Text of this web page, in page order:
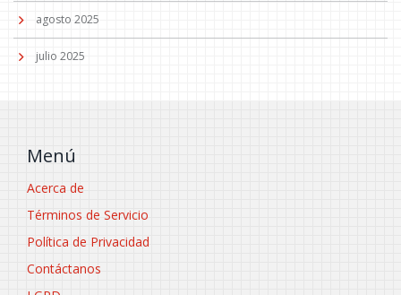
agosto 2025
julio 2025
Menú
Acerca de
Términos de Servicio
Política de Privacidad
Contáctanos